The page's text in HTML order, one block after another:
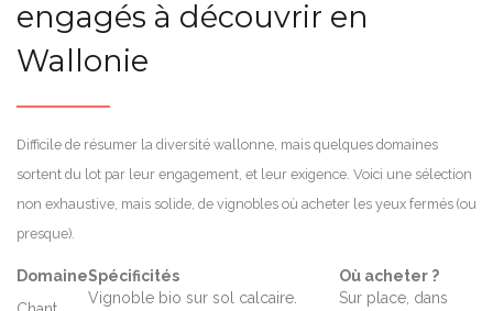
engagés à découvrir en
Wallonie
Difficile de résumer la diversité wallonne, mais quelques domaines
sortent du lot par leur engagement, et leur exigence. Voici une sélection
non exhaustive, mais solide, de vignobles où acheter les yeux fermés (ou
presque).
DomaineSpécificités
Où acheter ?
Vignoble bio sur sol calcaire.
Sur place, dans